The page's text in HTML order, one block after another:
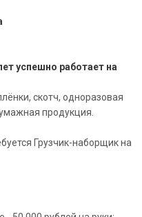
успешно работает на
скотч, одноразовая
продукция.
Грузчик-наборщик на